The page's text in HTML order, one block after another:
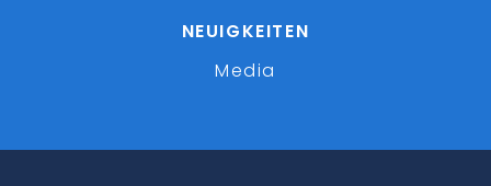
NEUIGKEITEN
Media